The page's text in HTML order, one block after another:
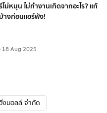
ม่หมุน ไม่ทํางานเกิดจากอะไร? แก้
างก่อนแอร์พัง!
18 Aug 2025
งมอลล์ จำกัด